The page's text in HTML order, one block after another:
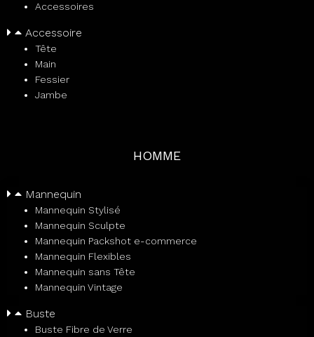
Accessoires
Accessoire
Tête
Main
Fessier
Jambe
HOMME
Mannequin
Mannequin Stylisé
Mannequin Sculpte
Mannequin Packshot e-commerce
Mannequin Flexibles
Mannequin sans Tête
Mannequin Vintage
Buste
Buste Fibre de Verre